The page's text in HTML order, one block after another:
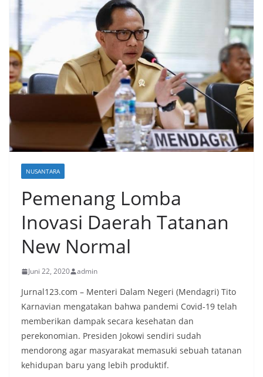
NUSANTARA
Pemenang Lomba
Inovasi Daerah Tatanan
New Normal
Juni 22, 2020 admin
Jurnal123.com – Menteri Dalam Negeri (Mendagri) Tito
Karnavian mengatakan bahwa pandemi Covid-19 telah
memberikan dampak secara kesehatan dan
perekonomian. Presiden Jokowi sendiri sudah
mendorong agar masyarakat memasuki sebuah tatanan
kehidupan baru yang lebih produktif.